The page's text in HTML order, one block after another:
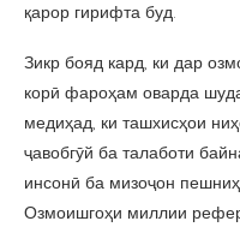
қарор гирифта буд.
Зикр бояд кард, ки дар
корӣ фароҳам оварда
медиҳад, ки ташхисҳои
ҷавобгӯй ба талаботи
инсонӣ ба мизоҷон
Озмоишгоҳи миллии